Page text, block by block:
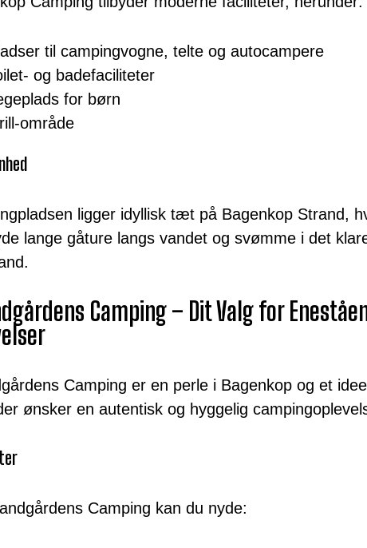
til campingvogne, telte og autocampere
og badefaciliteter
for børn
område
ligger idyllisk tæt på Bagenkop Strand,
lange gåture langs vandet og svømme i det
Camping – Dit Valg for
Camping er en perle i Bagenkop og et
ønsker en autentisk og hyggelig
Camping kan du nyde: